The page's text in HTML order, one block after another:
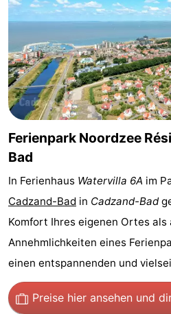
Nieuwvliet-
Bad
Zonneweelde
-
Zwinhoeve
Hotels
Lastminutes
Strand
Sehen
tun
Museen
-
Mühlen
-
Aussichtspunkte
Attraktionen
Ferienpark Noordzee
Bad
In Ferienhaus Watervilla 6A im
Cadzand-Bad in Cadzand-Bad
Komfort Ihres eigenen Ortes als
Annehmlichkeiten eines
einen entspannenden und
Preise hier ansehen und